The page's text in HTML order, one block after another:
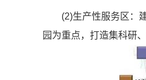
(2)生产性服务区：
园为重点，打造集科研